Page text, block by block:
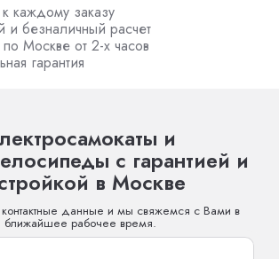
каждому заказу
и безналичный расчет
Москве от 2-х часов
гарантия
и
с гарантией и
в Москве
контактные данные и мы свяжемся с Вами в
ближайшее рабочее время.